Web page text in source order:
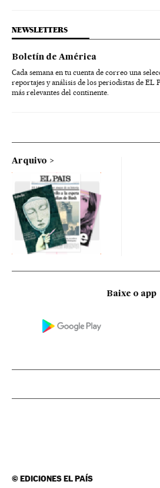
NEWSLETTERS
Boletín de América
Cada semana en tu cuenta de correo una
reportajes y análisis de los periodistas de EL
más relevantes del continente.
Arquivo
Baixe o app
©EDICIONES EL PAÍS